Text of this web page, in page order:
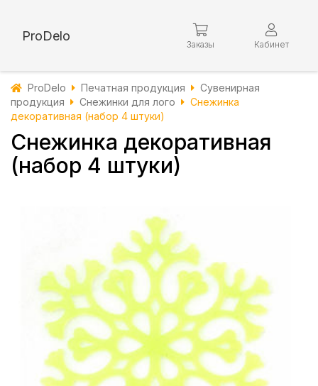
ProDelo
Заказы Кабинет
ProDelo Печатная продукция
Сувенирная
продукция
Снежинки для лого
Снежинка
декоративная (набор 4 штуки)
Снежинка декоративная
(набор 4 штуки)